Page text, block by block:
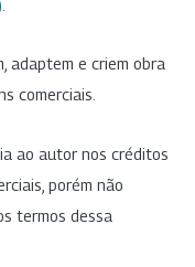
adaptem e criem obra
comerciais.
ao autor nos créditos
porém não
termos dessa